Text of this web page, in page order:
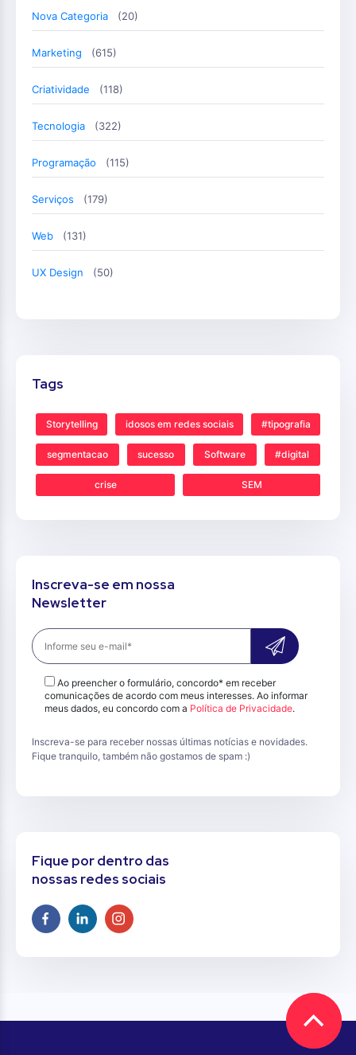
Nova Categoria (20)
Marketing (615)
Criatividade (118)
Tecnologia (322)
Programação (115)
Serviços (179)
Web (131)
UX Design (50)
Tags
Storytelling idosos em redes sociais #tipografia
segmentacao sucesso Software #digital
crise SEM
Inscreva-se em nossa
Newsletter
Ao preencher o formulário, concordo* em receber
comunicações de acordo com meus interesses. Ao informar
meus dados, eu concordo com a Política de Privacidade.
Inscreva-se para receber nossas últimas notícias e novidades.
Fique tranquilo, também não gostamos de spam :)
Fique por dentro das
nossas redes sociais